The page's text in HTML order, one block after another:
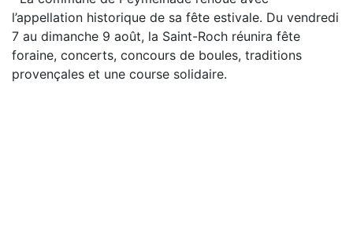
l’appellation historique de sa fête estivale. Du vendredi
7 au dimanche 9 août, la Saint-Roch réunira fête
foraine, concerts, concours de boules, traditions
provençales et une course solidaire.